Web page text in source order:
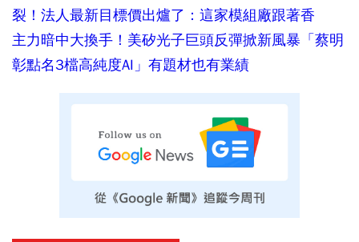
裂！法人最新目標價出爐了：這家模組廠跟著香
主力暗中大換手！美矽光子巨頭反彈掀新風暴「蔡明
彰點名3檔高純度AI」有題材也有業績